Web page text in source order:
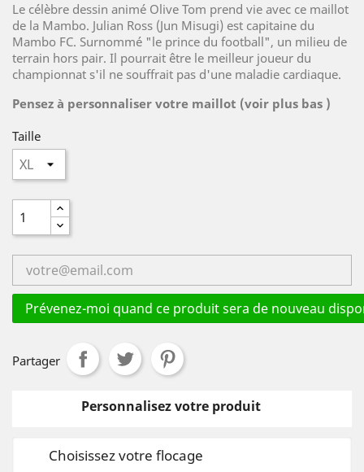
Le célèbre dessin animé Olive Tom prend vie avec ce maillot
de la Mambo. Julian Ross (Jun Misugi) est capitaine du
Mambo FC. Surnommé "le prince du football", un milieu de
terrain hors pair. Il pourrait être le meilleur joueur du
championnat s'il ne souffrait pas d'une maladie cardiaque.
Pensez à personnaliser votre maillot (voir plus bas )
Taille
Prévenez-moi quand ce produit sera de nouveau
Partager
Personnalisez votre produit
Choisissez votre flocage